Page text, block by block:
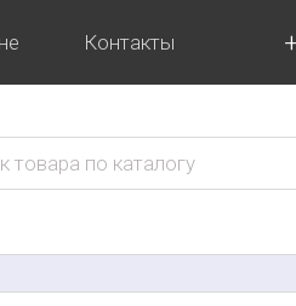
Контакты